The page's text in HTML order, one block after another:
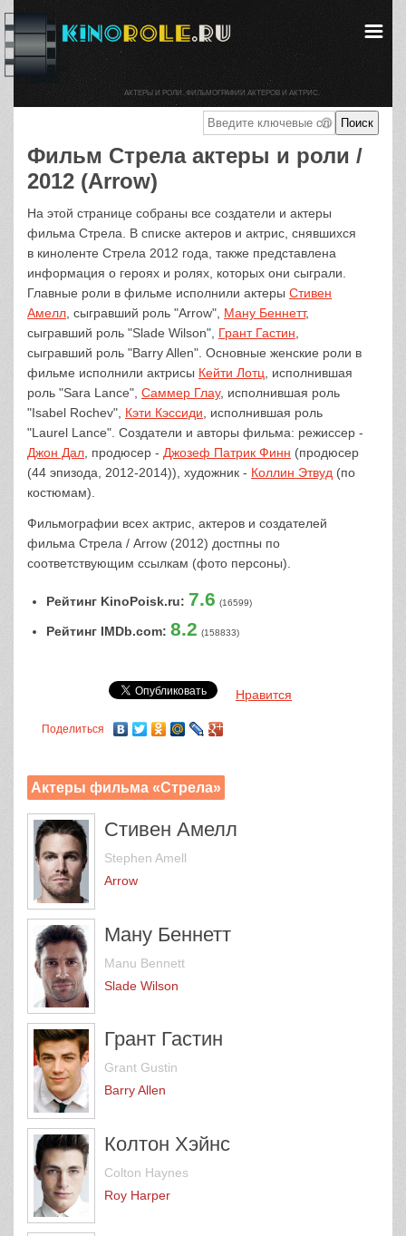
Фильм Стрела актеры и роли /
2012 (Arrow)
На этой странице собраны все создатели и актеры
фильма Стрела. В списке актеров и актрис, снявшихся
в киноленте Стрела 2012 года, также представлена
информация о героях и ролях, которых они сыграли.
Главные роли в фильме исполнили актеры Стивен
Амелл , сыгравший роль "Arrow", Ману Беннетт,
сыгравший роль "Slade Wilson", Грант Гастин
сыгравший роль "Barry Allen". Основные женские роли в
фильме исполнили актрисы Кейти Лотц , исполнившая
роль "Sara Lance", Саммер Глау, исполнившая роль
"Isabel Rochev", Кэти Кэссиди , исполнившая роль
"Laurel Lance". Создатели и авторы фильма: режиссер -
Джон Дал , продюсер - Джозеф Патрик Финн (продюсер
(44 эпизода, 2012-2014)), художник - Коллин Этвуд (по
костюмам).
Фильмографии всех актрис, актеров и создателей
фильма Стрела / Arrow (2012) достпны по
соответствующим ссылкам (фото персоны).
Рейтинг KinoPoisk.ru: 7.6 (16599)
Рейтинг IMDb.com: 8.2 (158833)
Нравится
Поделиться
Актеры фильма «Стрела»
Стивен Амелл
Stephen Amell
Arrow
Ману Беннетт
Manu Bennett
Slade Wilson
Грант Гастин
Grant Gustin
Barry Allen
Колтон Хэйнс
Colton Haynes
Roy Harper
АКТЕРЫ И РОЛИ. ФИЛЬМОГРАФИИ АКТЕРОВ И АКТРИС.